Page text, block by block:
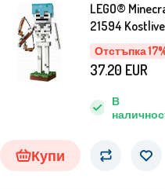
Отстъпка
LEGO®
21594
В
37.20 EUR
Купи